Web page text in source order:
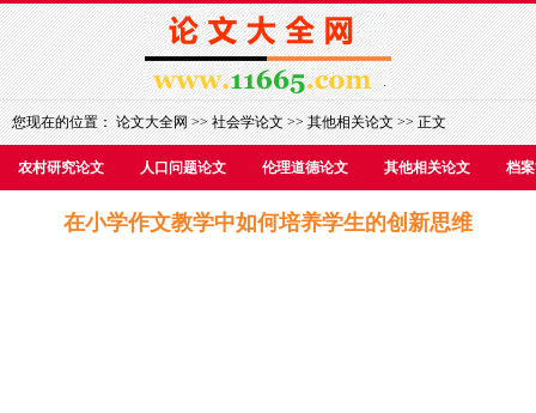
您现在的位置：论文大全网>>社会学论文>>其他相关论文>> 正文
农村研究论文 人口问题论文 伦理道德论文 其他相关论文 档
在小学作文教学中如何培养学生的创新思维